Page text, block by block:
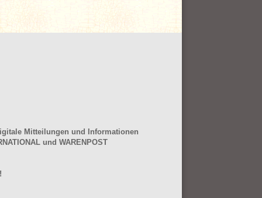
Mitteilungen und Informationen
und WARENPOST